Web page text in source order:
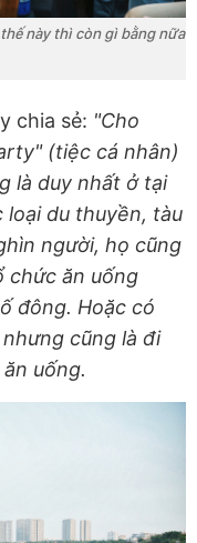
này thì còn gì bằng nữa
chia sẻ: "Cho
(tiệc cá nhân)
là duy nhất ở tại
loại du thuyền, tàu
người, họ cũng
chức ăn uống
đông. Hoặc có
cũng là đi
uống.